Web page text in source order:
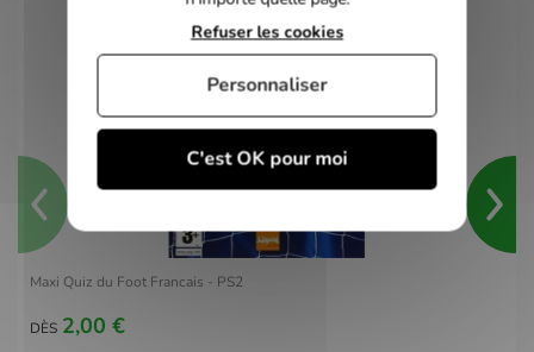
Maxi Quiz du Foot Francais - PS2
DÈS 2,00 €
C'est OK pour moi
Refuser les cookies
Personnaliser